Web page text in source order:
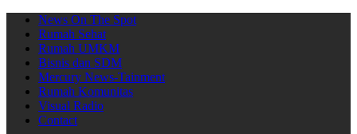
News On The Spot
Rumah Sehat
Rumah UMKM
Bisnis dan SDM
Mercury News-Tainment
Rumah Komunitas
Visual Radio
Contact